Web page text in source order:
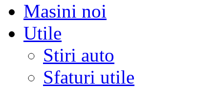
Masini noi
Utile
Stiri auto
Sfaturi utile